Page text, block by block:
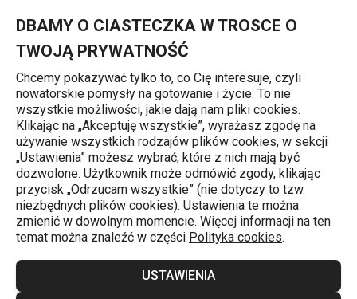
DBAMY O CIASTECZKA W TROSCE O
TWOJĄ PRYWATNOŚĆ
Chcemy pokazywać tylko to, co Cię interesuje, czyli
nowatorskie pomysły na gotowanie i życie. To nie
wszystkie możliwości, jakie dają nam pliki cookies.
Klikając na „Akceptuję wszystkie”, wyrażasz zgodę na
używanie wszystkich rodzajów plików cookies, w sekcji
„Ustawienia” możesz wybrać, które z nich mają być
dozwolone. Użytkownik może odmówić zgody, klikając
przycisk „Odrzucam wszystkie” (nie dotyczy to tzw.
niezbędnych plików cookies). Ustawienia te można
zmienić w dowolnym momencie. Więcej informacji na ten
temat można znaleźć w części Polityka cookies.
USTAWIENIA
Przybory kuchenne
Krążek zabezpieczający przed
kapaniem GrandCHEF